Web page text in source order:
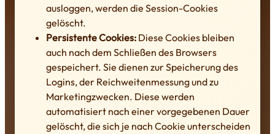
ausloggen, werden die Session-Cookies
gelöscht.
Persistente Cookies:Diese Cookies bleiben
auch nach dem Schließen des Browsers
gespeichert. Sie dienen zur Speicherung des
Logins, der Reichweitenmessung und zu
Marketingzwecken. Diese werden
automatisiert nach einer vorgegebenen Dauer
gelöscht, die sich je nach Cookie unterscheiden